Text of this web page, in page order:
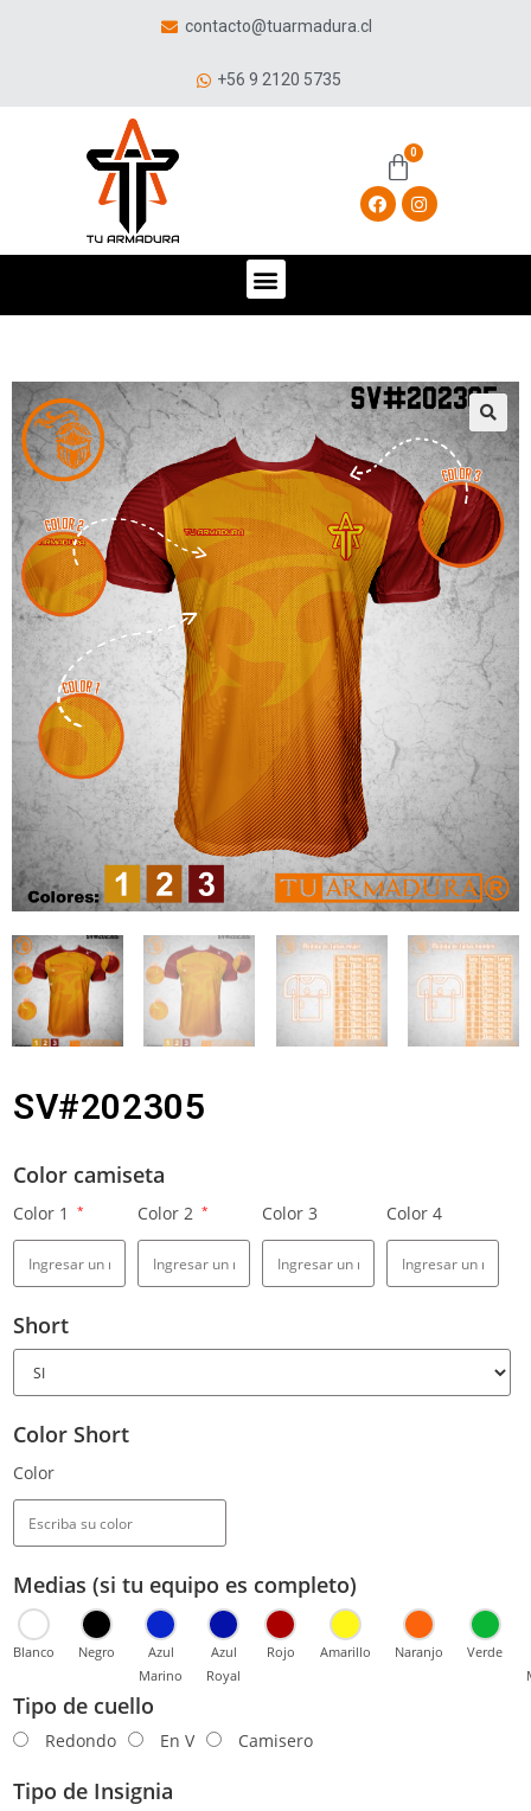
contacto@tuarmadura.cl
+56 9 2120 5735
🔍
SV#202305
Color camiseta
Color 1 * Color 2 * Color 3 Color 4
Short
Color Short
Color
Medias (si tu equipo es completo)
Blanco Negro
Azul
Marino
Azul
Royal
Rojo Amarillo Naranjo
Verde
Tipo de cuello
Redondo En V Camisero
Tipo de Insignia